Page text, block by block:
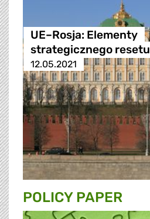
UE–Rosja: Elementy
strategicznego resetu
12.05.2021
POLICY PAPER